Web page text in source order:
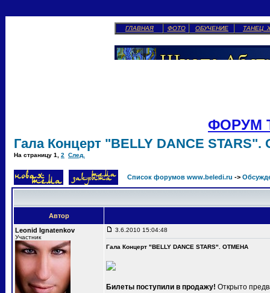
ГЛАВНАЯ ФОТО ОБУЧЕНИЕ ТАНЕЦ
ФОРУМ
Гала Концерт "BELLY DANCE
На страницу 1 2 След.
Список форумов www.beledi.ru ->
Автор
Leonid Ignatenkov
Участник
3.6.2010 15:04:48
Гала Концерт "BELLY DANCE STARS". ОТМЕНА
Билеты поступили в продажу! Открыто